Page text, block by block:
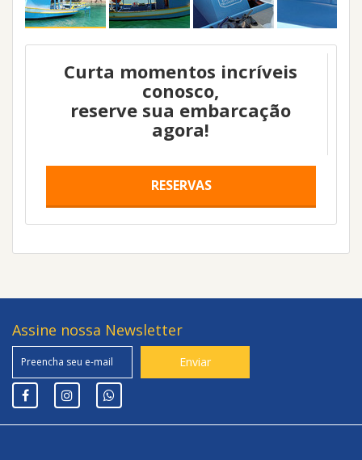
Curta momentos incríveis
conosco,
reserve sua embarcação
agora!
RESERVAS
Assine nossa Newsletter